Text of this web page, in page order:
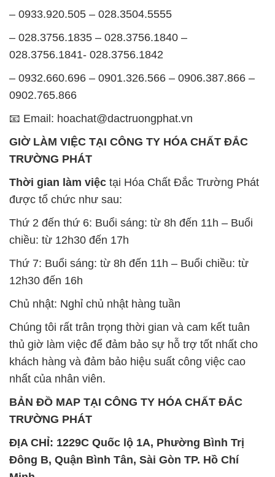
0902.765.866
📧 Email: hoachat@dactruongphat.vn
TRƯỜNG PHÁT
được tổ chức như sau:
Thứ 2 đến thứ 6: Buổi sáng: từ 8h đến 11h – Buổi
chiều: từ 12h30 đến 17h
Thứ 7: Buổi sáng: từ 8h đến 11h – Buổi chiều: từ
12h30 đến 16h
Chủ nhật: Nghỉ chủ nhật hàng tuần
thủ giờ làm việc để đảm bảo sự hỗ trợ tốt nhất cho
khách hàng và đảm bảo hiệu suất công việc cao
nhất của nhân viên.
BẢN ĐỒ MAP TẠI CÔNG TY HÓA CHẤT ĐẮC
TRƯỜNG PHÁT
ĐỊA CHỈ: 1229C Quốc lộ 1A, Phường Bình Trị
Đông B, Quận Bình Tân, Sài Gòn TP. Hồ Chí
Minh